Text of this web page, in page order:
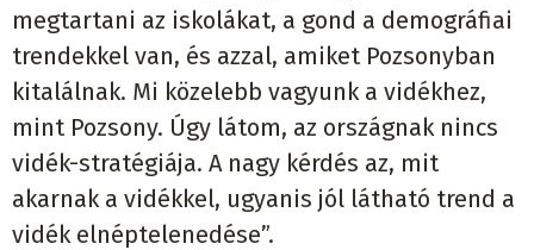
megtartani az iskolákat, a gond a demográfiai
trendekkel van, és azzal, amiket Pozsonyban
kitalálnak. Mi közelebb vagyunk a vidékhez,
mint Pozsony. Úgy látom, az országnak nincs
vidék-stratégiája. A nagy kérdés az, mit
akarnak a vidékkel, ugyanis jól látható trend a
vidék elnéptelenedése”.